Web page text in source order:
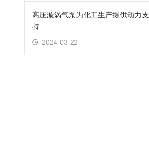
高压漩涡气泵为化工生产提供动力支
持
2024-03-22